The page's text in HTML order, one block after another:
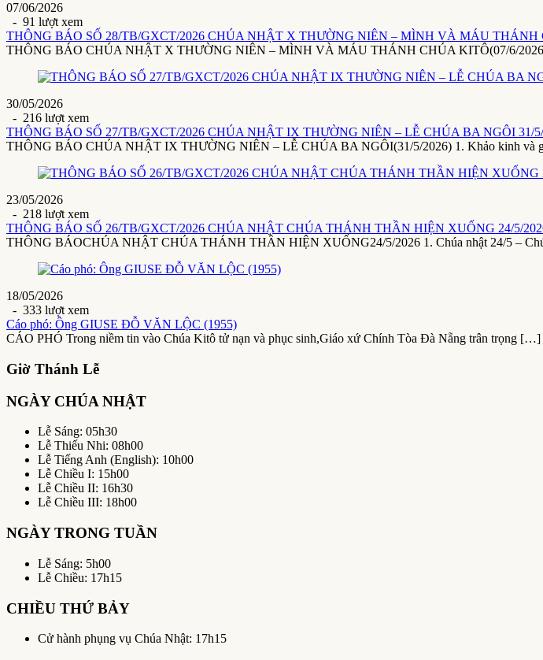
07/06/2026
- 91 lượt xem
THÔNG BÁO SỐ 28/TB/GXCT/2026 CHÚA NHẬT X THƯỜNG NIÊN – MÌNH VÀ MÁU THÁNH
THÔNG BÁO CHÚA NHẬT X THƯỜNG NIÊN – MÌNH VÀ MÁU THÁNH CHÚA KITÔ(07/6/
30/05/2026
- 216 lượt xem
THÔNG BÁO SỐ 27/TB/GXCT/2026 CHÚA NHẬT IX THƯỜNG NIÊN – LỄ CHÚA BA NGÔI 31/
THÔNG BÁO CHÚA NHẬT IX THƯỜNG NIÊN – LỄ CHÚA BA NGÔI(31/5/2026) 1. Khảo kinh và
23/05/2026
- 218 lượt xem
THÔNG BÁO SỐ 26/TB/GXCT/2026 CHÚA NHẬT CHÚA THÁNH THẦN HIỆN XUỐNG 24/5/
THÔNG BÁOCHÚA NHẬT CHÚA THÁNH THẦN HIỆN XUỐNG24/5/2026 1. Chúa nhật 24/5 –
18/05/2026
- 333 lượt xem
Cáo phó: Ông GIUSE ĐỖ VĂN LỘC (1955)
CÁO PHÓ Trong niềm tin vào Chúa Kitô tử nạn và phục sinh,Giáo xứ Chính Tòa Đà Nẵng trân trọng […]
Giờ Thánh Lễ
NGÀY CHÚA NHẬT
Lễ Sáng: 05h30
Lễ Thiếu Nhi: 08h00
Lễ Tiếng Anh (English): 10h00
Lễ Chiều I: 15h00
Lễ Chiều II: 16h30
Lễ Chiều III: 18h00
NGÀY TRONG TUẦN
Lễ Sáng: 5h00
Lễ Chiều: 17h15
CHIỀU THỨ BẢY
Cử hành phụng vụ Chúa Nhật: 17h15